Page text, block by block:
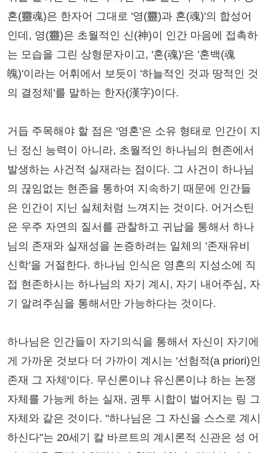
혼(靈魂)은 한자어 그대로 '영(靈)과 혼(魂)'의 합성어
인데, 영(靈)은 초월적인 신(神)이 인간 마음에 접촉하
는 모습을 그린 상형문자이고, '혼(魂)'은 '혼백(魂
魄)'이라는 어휘에서 보듯이 '하늘적인 것과 땅적인 것
의 결정체'를 말하는 한자(漢字)이다.
거듭 주목해야 할 점은 '영혼'은 소유 형태로 인간이 지
닌 정신 능력이 아니라, 초월적인 하나님의 현존에서
발생하는 사건적 실재라는 점이다. 그 사건이 하나님
의 끊임없는 현존을 통하여 지속하기 때문에 인간들
은 인간이 지닌 실체처럼 느껴지는 것이다. 어거스틴
은 우주 자연의 질서를 관찰하고 귀납을 통해서 하나
님의 존재와 실재성을 논증하려는 일체의 '존재유비
신학'을 거절한다. 하나님 인식은 영혼의 지성소에 직
접 현존하시는 하나님의 자기 계시, 자기 내어주심, 자
기 알려주심을 통해서만 가능하다는 것이다.
하나님은 인간들이 자기의식을 통해서 자신이 자기에
게 가까운 것보다 더 가까이 계시는 '선험적(a priori)인
존재 그 자체'이다. 무신론이냐 유신론이냐 하는 논쟁
자체를 가능케 하는 실재, 권투 시합이 벌어지는 링 그
자체와 같은 것이다. "하나님은 그 자신을 스스로 계시
하신다"는 20세기 칼 바르트의 계시론적 신관은 성 어